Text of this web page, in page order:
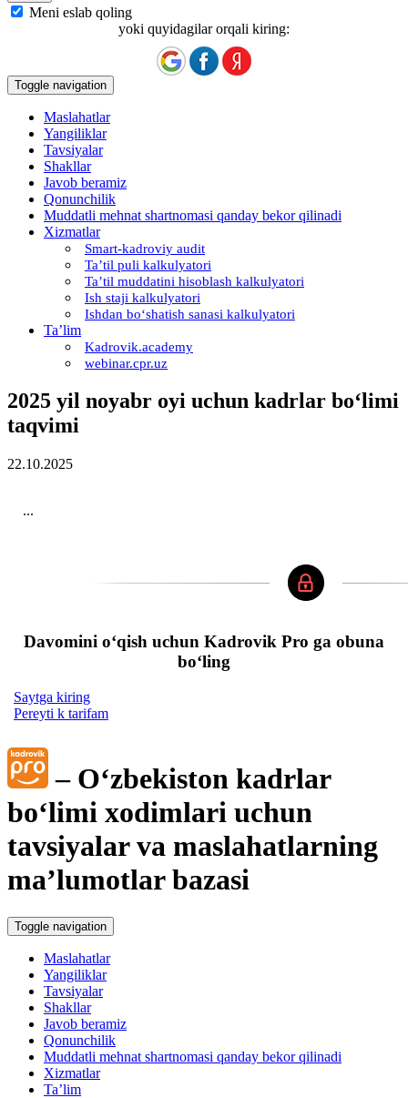
Meni eslab qoling
yoki quyidagilar orqali kiring:
Toggle navigation
Maslahatlar
Yangiliklar
Tavsiyalar
Shakllar
Javob beramiz
Qonunchilik
Muddatli mehnat shartnomasi qanday bekor qilinadi
Xizmatlar
Smart-kadroviy audit
Ta’til puli kalkulyatori
Ta’til muddatini hisoblash kalkulyatori
Ish staji kalkulyatori
Ishdan boʻshatish sanasi kalkulyatori
Ta’lim
Kadrovik.academy
webinar.cpr.uz
2025 yil noyabr oyi uchun kadrlar boʻlimi
taqvimi
22.10.2025
...
Davomini oʻqish uchun Kadrovik Pro ga obuna
boʻling
Saytga kiring
Pereyti k tarifam
– Oʻzbekiston kadrlar
boʻlimi хodimlari uchun
tavsiyalar va maslahatlarning
ma’lumotlar bazasi
Toggle navigation
Maslahatlar
Yangiliklar
Tavsiyalar
Shakllar
Javob beramiz
Qonunchilik
Muddatli mehnat shartnomasi qanday bekor qilinadi
Xizmatlar
Ta’lim